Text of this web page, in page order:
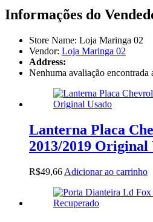
Informações do
Store Name: Loja Maringa 02
Vendor: Loja Maringa 02
Address:
Nenhuma avaliação encontrada
Lanterna Placa
2013/2019 Original
R$49,66 Adicionar ao carrinho